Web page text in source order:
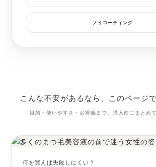
ノイコーティング
こんな不安があるなら、このページ
目的・使いやすさ・お得感まで、購入前にまとめ
何を買えば失敗しにくい？